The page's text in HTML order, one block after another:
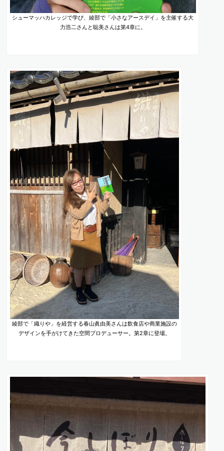
シューマッハカレッジで学び、綾部で「小さなアースデイ」を主催する大
力浩二さんと聡美さんは第4章に。
綾部で「織りや」を経営する春山眞由美さんは飲食店や商業施設の
デザインを手がけてきた空間プロデューサー。第2章に登場。